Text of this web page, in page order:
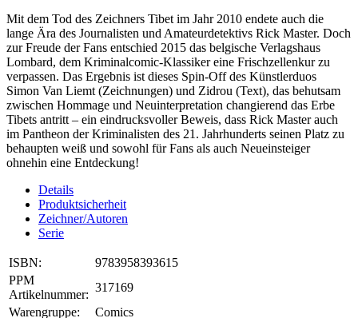
Mit dem Tod des Zeichners Tibet im Jahr 2010 endete auch die
lange Ära des Journalisten und Amateurdetektivs Rick Master. Doch
zur Freude der Fans entschied 2015 das belgische Verlagshaus
Lombard, dem Kriminalcomic-Klassiker eine Frischzellenkur zu
verpassen. Das Ergebnis ist dieses Spin-Off des Künstlerduos
Simon Van Liemt (Zeichnungen) und Zidrou (Text), das behutsam
zwischen Hommage und Neuinterpretation changierend das Erbe
Tibets antritt – ein eindrucksvoller Beweis, dass Rick Master auch
im Pantheon der Kriminalisten des 21. Jahrhunderts seinen Platz zu
behaupten weiß und sowohl für Fans als auch Neueinsteiger
ohnehin eine Entdeckung!
Details
Produktsicherheit
Zeichner/Autoren
Serie
ISBN:
9783958393615
PPM
Artikelnummer:
317169
Warengruppe:
Comics